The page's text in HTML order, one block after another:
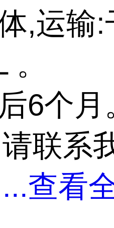
,运输:
6个月
联系
...查看